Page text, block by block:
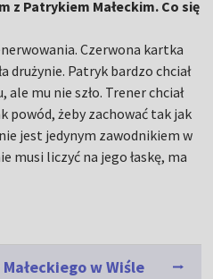
z Patrykiem Małeckim. Co się
Czerwona kartka
drużynie. Patryk bardzo chciał
mu nie szło. Trener chciał
powód, żeby zachować tak jak
jest jedynym zawodnikiem w
musi liczyć na jego łaskę, ma
w Wiśle